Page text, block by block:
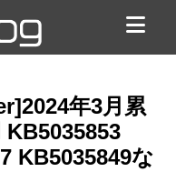
年3月累
KB5035849な